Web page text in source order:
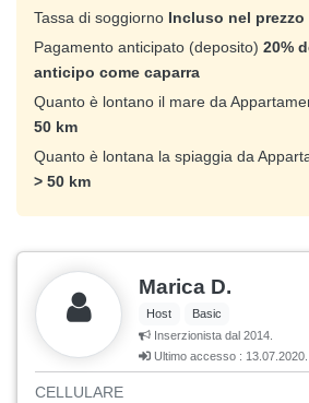
Tassa di soggiorno Incluso nel prezzo
Pagamento anticipato (deposito) 20%
anticipo come caparra
Quanto è lontano il mare da
50 km
Quanto è lontana la spiaggia da
> 50 km
Marica D.
Host
Basic
Inserzionista dal 2014.
Ultimo accesso : 13.07.2020.
CELLULARE